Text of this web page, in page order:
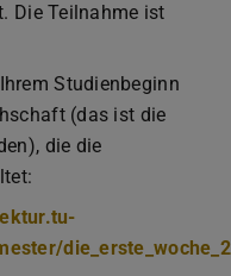
Die Teilnahme ist
Studienbeginn
(das ist die
die die